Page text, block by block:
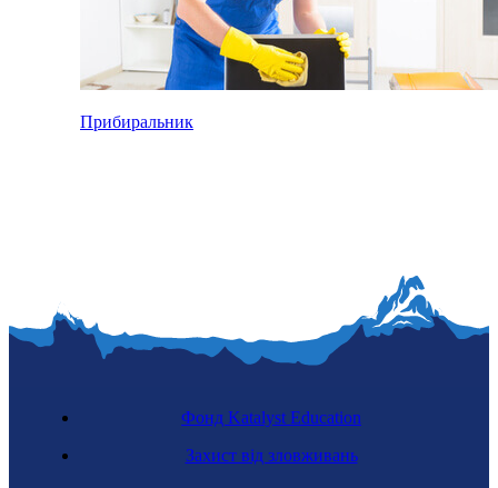
Прибиральник
Фонд Katalyst Education
Захист від зловживань